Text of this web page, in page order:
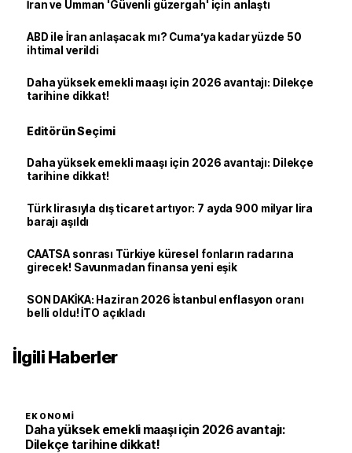
İran ve Umman 'Güvenli güzergah' için anlaştı
ABD ile İran anlaşacak mı? Cuma’ya kadar yüzde 50
ihtimal verildi
Daha yüksek emekli maaşı için 2026 avantajı: Dilekçe
tarihine dikkat!
Editörün Seçimi
Daha yüksek emekli maaşı için 2026 avantajı: Dilekçe
tarihine dikkat!
Türk lirasıyla dış ticaret artıyor: 7 ayda 900 milyar lira
barajı aşıldı
CAATSA sonrası Türkiye küresel fonların radarına
girecek! Savunmadan finansa yeni eşik
SON DAKİKA: Haziran 2026 İstanbul enflasyon oranı
belli oldu! İTO açıkladı
İlgili Haberler
EKONOMI
Daha yüksek emekli maaşı için 2026 avantajı:
Dilekçe tarihine dikkat!